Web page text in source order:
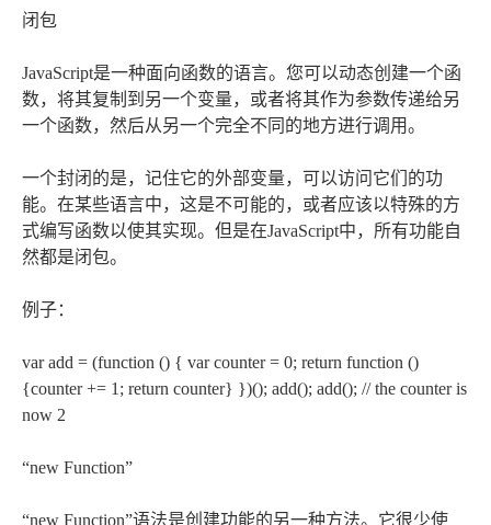
闭包
JavaScript是一种面向函数的语言。您可以动态创建一个函
数，将其复制到另一个变量，或者将其作为参数传递给另
一个函数，然后从另一个完全不同的地方进行调用。
一个封闭的是，记住它的外部变量，可以访问它们的功
能。在某些语言中，这是不可能的，或者应该以特殊的方
式编写函数以使其实现。但是在JavaScript中，所有功能自
然都是闭包。
例子：
var add = (function () { var counter = 0; return function ()
{counter += 1; return counter} })(); add(); add(); // the counter is
now 2
“new Function”
“new Function”语法是创建功能的另一种方法。它很少使